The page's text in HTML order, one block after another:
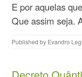
E por aquelas
Que assim seja.
Published by Evandro